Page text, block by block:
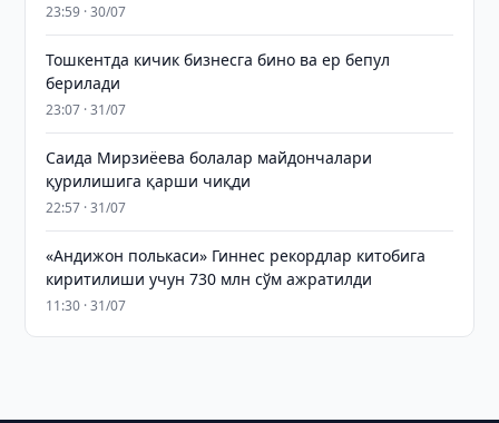
23:59 · 30/07
Тошкентда кичик бизнесга бино ва ер бепул
берилади
23:07 · 31/07
Саида Мирзиёева болалар майдончалари
қурилишига қарши чиқди
22:57 · 31/07
«Андижон полькаси» Гиннес рекордлар китобига
киритилиши учун 730 млн сўм ажратилди
11:30 · 31/07